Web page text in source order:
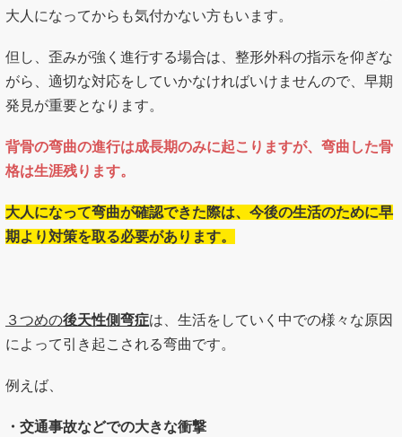
大人になってからも気付かない方もいます。
但し、歪みが強く進行する場合は、整形外科の指示を仰ぎな
がら、適切な対応をしていかなければいけませんので、早期
発見が重要となります。
背骨の弯曲の進行は成長期のみに起こりますが、弯曲した骨
格は生涯残ります。
大人になって弯曲が確認できた際は、今後の生活のために早
期より対策を取る必要があります。
３つめの後天性側弯症は、生活をしていく中での様々な原因
によって引き起こされる弯曲です。
例えば、
・交通事故などでの大きな衝撃